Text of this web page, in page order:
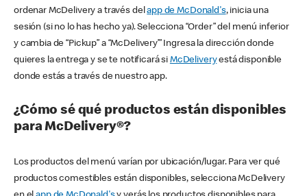
ordenar McDelivery a través delapp de McDonald's, inicia una
sesión (si no lo has hecho ya). Selecciona “Order” del menú inferior
y cambia de “Pickup” a “McDelivery’” Ingresa la dirección donde
quieres la entrega y se te notificará si McDeliveryestá disponible
donde estás a través de nuestro app.
¿Cómo sé qué productos están disponibles
para McDelivery®?
Los productos del menú varían por ubicación/lugar. Para ver qué
productos comestibles están disponibles, selecciona McDelivery